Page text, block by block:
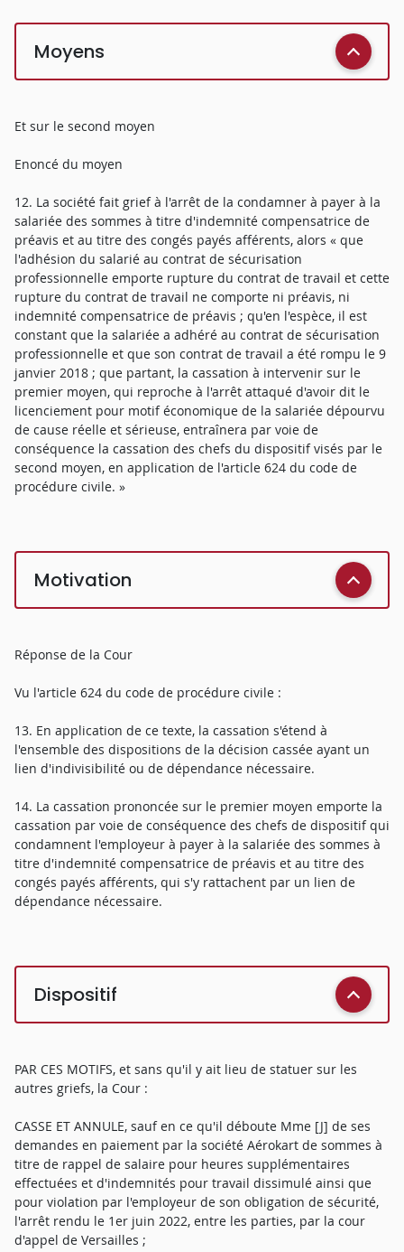
Moyens
Et sur le second moyen
Enoncé du moyen
12. La société fait grief à l'arrêt de la condamner à payer à la
salariée des sommes à titre d'indemnité compensatrice de
préavis et au titre des congés payés afférents, alors « que
l'adhésion du salarié au contrat de sécurisation
professionnelle emporte rupture du contrat de travail et cette
rupture du contrat de travail ne comporte ni préavis, ni
indemnité compensatrice de préavis ; qu'en l'espèce, il est
constant que la salariée a adhéré au contrat de sécurisation
professionnelle et que son contrat de travail a été rompu le 9
janvier 2018 ; que partant, la cassation à intervenir sur le
premier moyen, qui reproche à l'arrêt attaqué d'avoir dit le
licenciement pour motif économique de la salariée dépourvu
de cause réelle et sérieuse, entraînera par voie de
conséquence la cassation des chefs du dispositif visés par le
second moyen, en application de l'article 624 du code de
procédure civile. »
Motivation
Réponse de la Cour
Vu l'article 624 du code de procédure civile :
13. En application de ce texte, la cassation s'étend à
l'ensemble des dispositions de la décision cassée ayant un
lien d'indivisibilité ou de dépendance nécessaire.
14. La cassation prononcée sur le premier moyen emporte la
cassation par voie de conséquence des chefs de dispositif qui
condamnent l'employeur à payer à la salariée des sommes à
titre d'indemnité compensatrice de préavis et au titre des
congés payés afférents, qui s'y rattachent par un lien de
dépendance nécessaire.
Dispositif
PAR CES MOTIFS, et sans qu'il y ait lieu de statuer sur les
autres griefs, la Cour :
CASSE ET ANNULE, sauf en ce qu'il déboute Mme [J] de ses
demandes en paiement par la société Aérokart de sommes à
titre de rappel de salaire pour heures supplémentaires
effectuées et d'indemnités pour travail dissimulé ainsi que
pour violation par l'employeur de son obligation de sécurité,
l'arrêt rendu le 1er juin 2022, entre les parties, par la cour
d'appel de Versailles ;